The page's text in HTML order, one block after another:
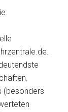
(besonders